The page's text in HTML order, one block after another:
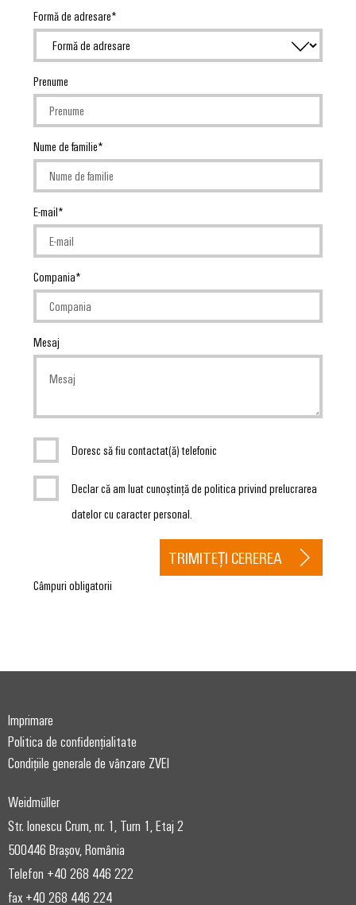
Formă de adresare
Prenume
Nume de familie
E-mail
Compania
Mesaj
Doresc să fiu contactat(ă) telefonic
Declar că am luat cunoștință de politica privind prelucrarea
datelor cu caracter personal.
Câmpuri obligatorii
TRIMITEȚI CEREREA
Imprimare
Politica de confidențialitate
Condițiile generale de vânzare ZVEI
Weidmüller
Str. Ionescu Crum, nr. 1, Turn 1, Etaj 2
500446 Brașov, România
Telefon +40 268 446 222
fax +40 268 446 224